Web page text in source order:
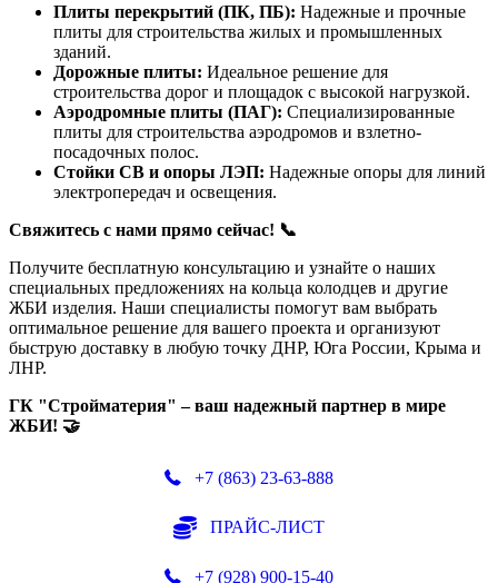
Плиты перекрытий (ПК, ПБ): Надежные и прочные
плиты для строительства жилых и промышленных
зданий.
Дорожные плиты: Идеальное решение для
строительства дорог и площадок с высокой нагрузкой.
Аэродромные плиты (ПАГ): Специализированные
плиты для строительства аэродромов и взлетно-
посадочных полос.
Стойки СВ и опоры ЛЭП: Надежные опоры для линий
электропередач и освещения.
Свяжитесь с нами прямо сейчас! 📞
Получите бесплатную консультацию и узнайте о наших
специальных предложениях на кольца колодцев и другие
ЖБИ изделия. Наши специалисты помогут вам выбрать
оптимальное решение для вашего проекта и организуют
быструю доставку в любую точку ДНР, Юга России, Крыма и
ЛНР.
ГК "Стройматерия" – ваш надежный партнер в мире
ЖБИ! 🤝
+7 (863) 23-63-888
ПРАЙС-ЛИСТ
+7 (928) 900-15-40